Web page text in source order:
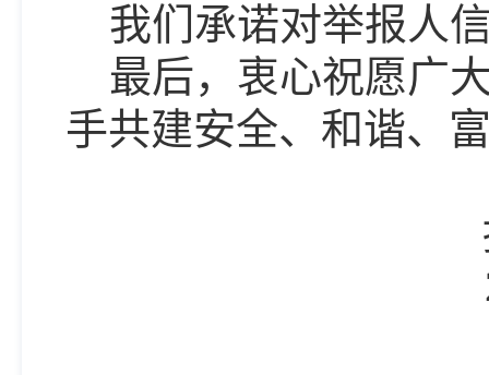
我们承诺对举报人
最后，衷心祝愿广
手共建安全、和谐、